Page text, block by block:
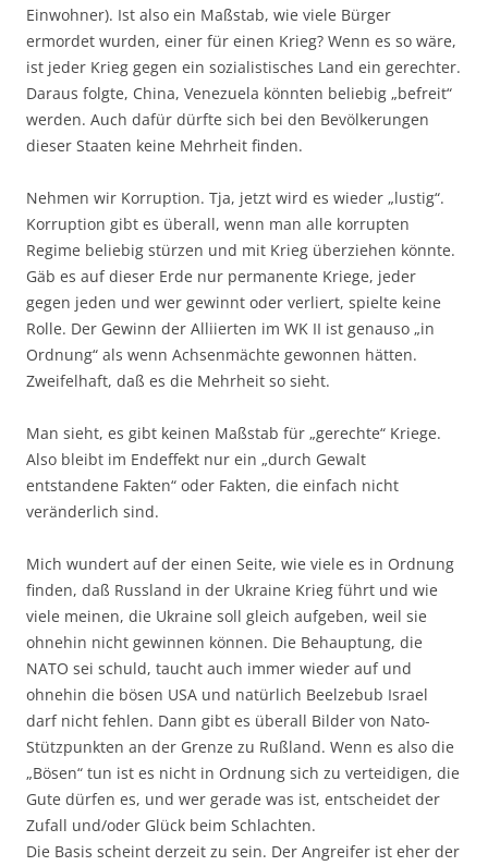
Einwohner). Ist also ein Maßstab, wie viele Bürger
ermordet wurden, einer für einen Krieg? Wenn es so wäre,
ist jeder Krieg gegen ein sozialistisches Land ein gerechter.
Daraus folgte, China, Venezuela könnten beliebig „befreit“
werden. Auch dafür dürfte sich bei den Bevölkerungen
dieser Staaten keine Mehrheit finden.
Nehmen wir Korruption. Tja, jetzt wird es wieder „lustig“.
Korruption gibt es überall, wenn man alle korrupten
Regime beliebig stürzen und mit Krieg überziehen könnte.
Gäb es auf dieser Erde nur permanente Kriege, jeder
gegen jeden und wer gewinnt oder verliert, spielte keine
Rolle. Der Gewinn der Alliierten im WK II ist genauso „in
Ordnung“ als wenn Achsenmächte gewonnen hätten.
Zweifelhaft, daß es die Mehrheit so sieht.
Man sieht, es gibt keinen Maßstab für „gerechte“ Kriege.
Also bleibt im Endeffekt nur ein „durch Gewalt
entstandene Fakten“ oder Fakten, die einfach nicht
veränderlich sind.
Mich wundert auf der einen Seite, wie viele es in Ordnung
finden, daß Russland in der Ukraine Krieg führt und wie
viele meinen, die Ukraine soll gleich aufgeben, weil sie
ohnehin nicht gewinnen können. Die Behauptung, die
NATO sei schuld, taucht auch immer wieder auf und
ohnehin die bösen USA und natürlich Beelzebub Israel
darf nicht fehlen. Dann gibt es überall Bilder von Nato-
Stützpunkten an der Grenze zu Rußland. Wenn es also die
„Bösen“ tun ist es nicht in Ordnung sich zu verteidigen, die
Gute dürfen es, und wer gerade was ist, entscheidet der
Zufall und/oder Glück beim Schlachten.
Die Basis scheint derzeit zu sein. Der Angreifer ist eher der